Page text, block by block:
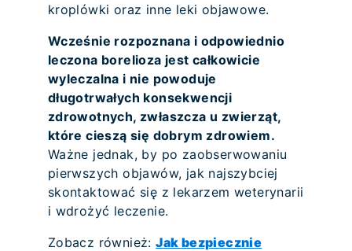
kroplówki oraz inne leki objawowe.
Wcześnie rozpoznana i odpowiednio
leczona borelioza jest całkowicie
wyleczalna i nie powoduje
długotrwałych konsekwencji
zdrowotnych, zwłaszcza u zwierząt,
które cieszą się dobrym zdrowiem.
Ważne jednak, by po zaobserwowaniu
pierwszych objawów, jak najszybciej
skontaktować się z lekarzem weterynarii
i wdrożyć leczenie.
Zobacz również:Jak bezpiecznie